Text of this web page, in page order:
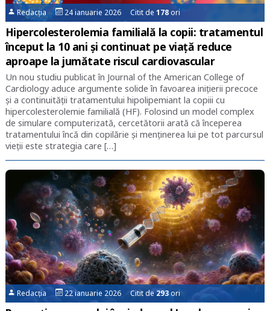
Redacția 24 ianuarie 2026 Citit de178 ori
Hipercolesterolemia familială la copii: tratamentul
început la 10 ani și continuat pe viață reduce
aproape la jumătate riscul cardiovascular
Un nou studiu publicat în Journal of the American College of
Cardiology aduce argumente solide în favoarea inițierii precoce
și a continuității tratamentului hipolipemiant la copiii cu
hipercolesterolemie familială (HF). Folosind un model complex
de simulare computerizată, cercetătorii arată că începerea
tratamentului încă din copilărie și menținerea lui pe tot parcursul
vieții este strategia care […]
Redacția 22 ianuarie 2026 Citit de293ori